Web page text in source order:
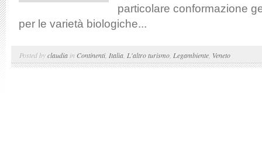
particolare conformazione
per le varietà biologiche...
Posted byclaudia in Continenti, Italia L'altro turismo Legambiente Veneto